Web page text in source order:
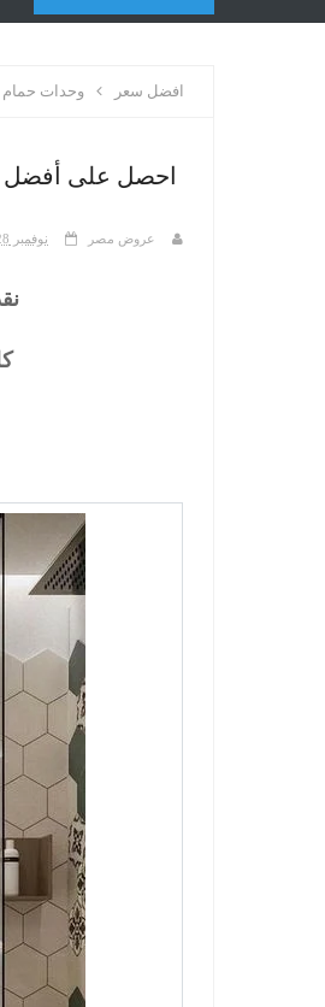
افضل سعر وحدات حمام
احصل على أفضل
عروض مصر نوفمبر 28, 2024